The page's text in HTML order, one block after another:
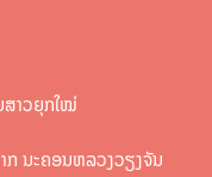
ສາວຍຸກໃໝ່
ກ ນະຄອນຫລວງວຽງຈັນ